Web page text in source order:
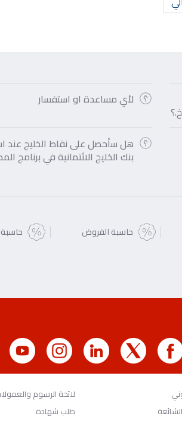
لأي مساعدة او استفسار
هل سأحصل على نقاط الخليج عند
بنك الخليج الائتمانية في برنامج
حاسبة القروض
لائحة الرسوم
طلب شهادة